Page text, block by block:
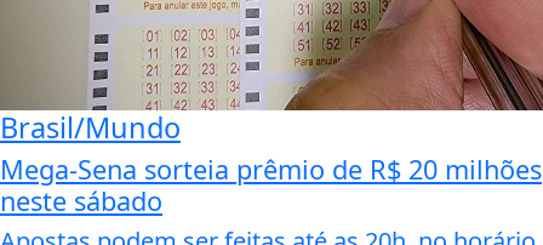
Brasil/Mundo
Mega-Sena sorteia prêmio de R$ 20 milhões
neste sábado